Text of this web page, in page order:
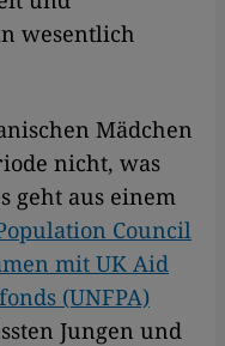
wesentlich
Mädchen
nicht, was
geht aus einem
Council
mit UK Aid
(UNFPA)
Jungen und